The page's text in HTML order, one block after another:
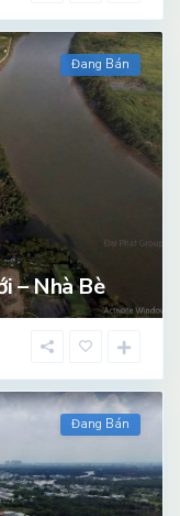
Đang Bán
– Nhà Bè
Đang Bán